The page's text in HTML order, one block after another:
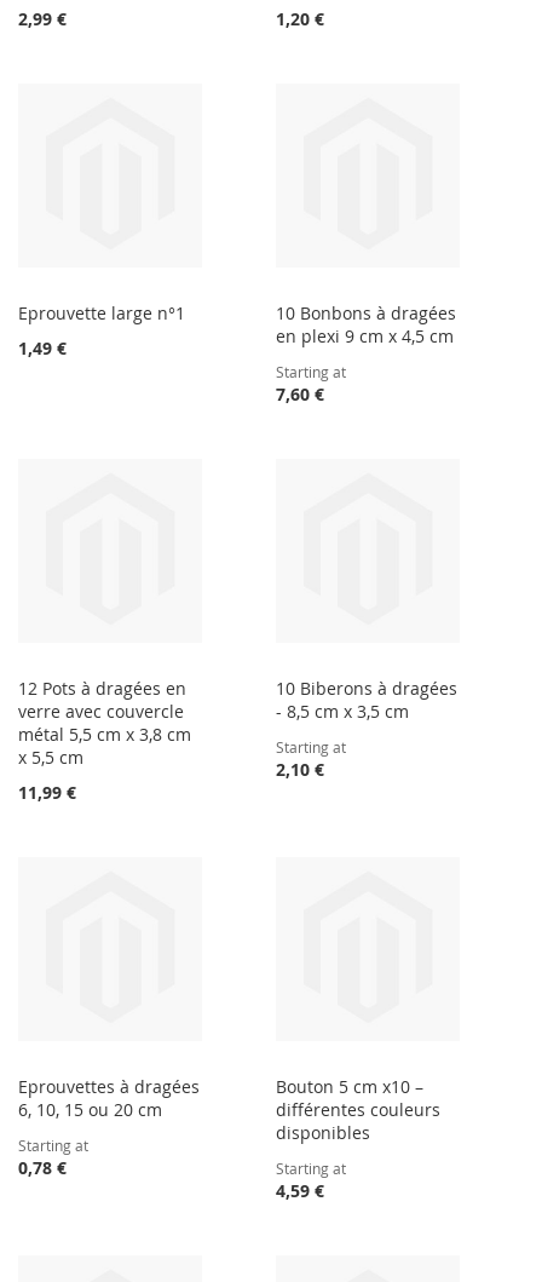
2,99 €
1,20 €
Eprouvette large n°1
1,49 €
10 Bonbons à dragées
en plexi 9 cm x 4,5 cm
Starting at
7,60 €
12 Pots à dragées en
verre avec couvercle
métal 5,5 cm x 3,8 cm
x 5,5 cm
11,99 €
10 Biberons à dragées
- 8,5 cm x 3,5 cm
Starting at
2,10 €
Eprouvettes à dragées
6, 10, 15 ou 20 cm
Starting at
0,78 €
Bouton 5 cm x10 –
différentes couleurs
disponibles
Starting at
4,59 €